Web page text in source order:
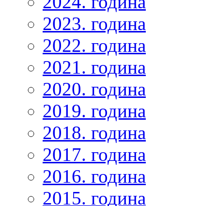
2023. година
2022. година
2021. година
2020. година
2019. година
2018. година
2017. година
2016. година
2015. година